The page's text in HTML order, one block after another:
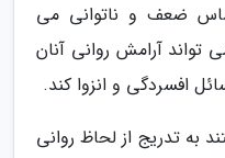
ضعف و ناتوانی می
تواند آرامش روانی آنان
افسردگی و انزوا کند.
به تدریج از لحاظ روانی